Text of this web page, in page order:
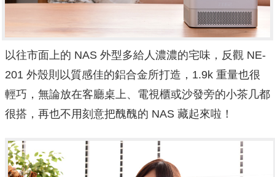
以往市面上的 NAS 外型多給人濃濃的宅味，反觀 NE-
201 外殼則以質感佳的鋁合金所打造，1.9k 重量也很
輕巧，無論放在客廳桌上、電視櫃或沙發旁的小茶几都
很搭，再也不用刻意把醜醜的 NAS 藏起來啦！